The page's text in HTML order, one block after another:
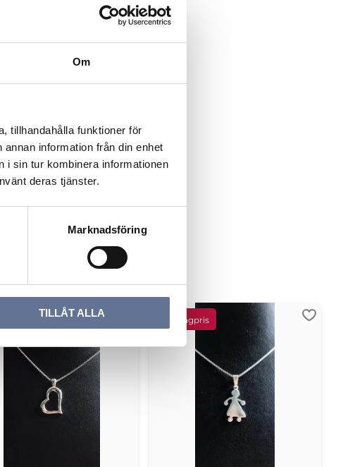
Om
tillhandahålla funktioner för
information från din enhet
i sin tur kombinera informationen
deras tjänster.
Marknadsföring
TILLÅT ALLA
Lägg till i favoriter Lägg